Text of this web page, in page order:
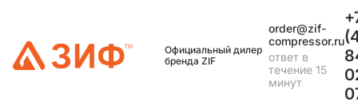
Официальный дилер
бренда ZIF
order@zif-
compressor.ru
ответ в
течение 15
минут